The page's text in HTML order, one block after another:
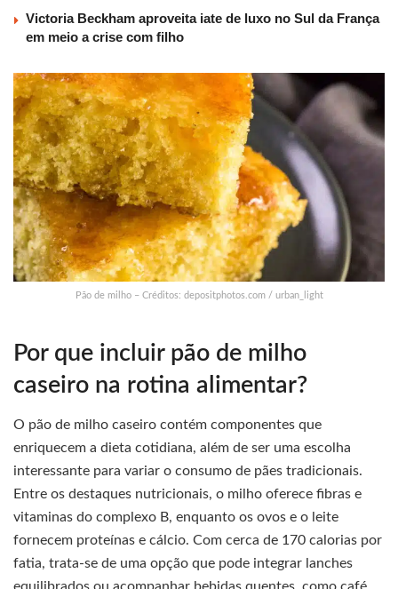
Victoria Beckham aproveita iate de luxo no Sul da França
em meio a crise com filho
Pão de milho – Créditos: depositphotos.com / urban_light
Por que incluir pão de milho
caseiro na rotina alimentar?
O pão de milho caseiro contém componentes que
enriquecem a dieta cotidiana, além de ser uma escolha
interessante para variar o consumo de pães tradicionais.
Entre os destaques nutricionais, o milho oferece fibras e
vitaminas do complexo B, enquanto os ovos e o leite
fornecem proteínas e cálcio. Com cerca de 170 calorias por
fatia, trata-se de uma opção que pode integrar lanches